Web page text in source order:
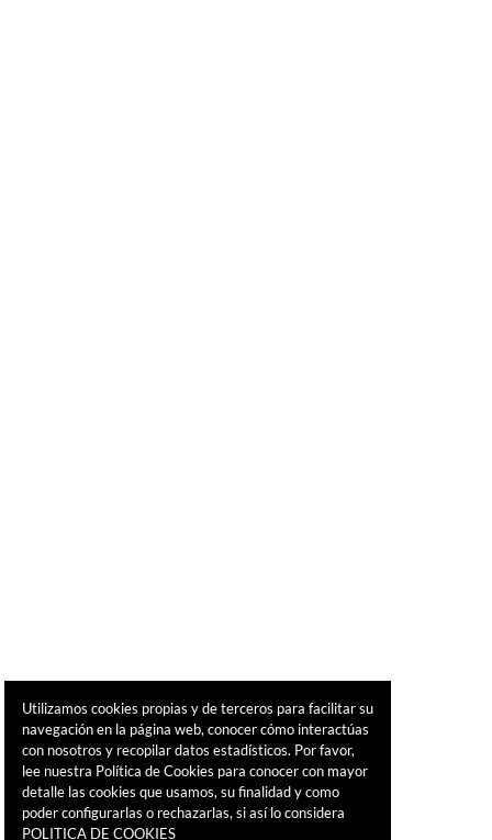
Utilizamos cookies propias y de terceros para facilitar su
navegación en la página web, conocer cómo interactúas
con nosotros y recopilar datos estadísticos. Por favor,
lee nuestra Política de Cookies para conocer con mayor
detalle las cookies que usamos, su finalidad y como
poder configurarlas o rechazarlas, si así lo considera
POLITICA DE COOKIES